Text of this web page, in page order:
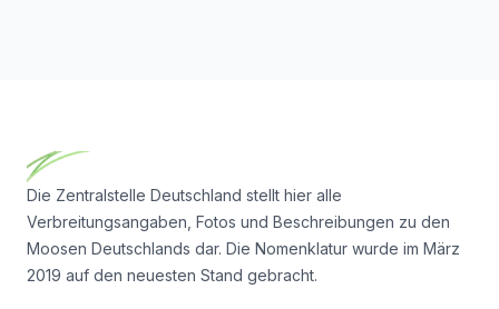
Die Zentralstelle Deutschland stellt hier alle
Verbreitungsangaben, Fotos und Beschreibungen zu den
Moosen Deutschlands dar. Die Nomenklatur wurde im März
2019 auf den neuesten Stand gebracht.